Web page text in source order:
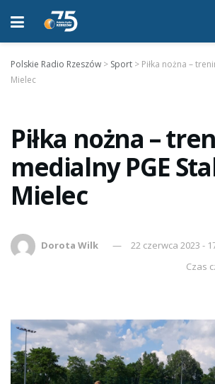
Polskie Radio Rzeszów > Sport > Piłka nożna –
Mielec
Piłka nożna –
medialny PGE
Mielec
Dorota Wilk 22 czerwca 2023 -
Czas